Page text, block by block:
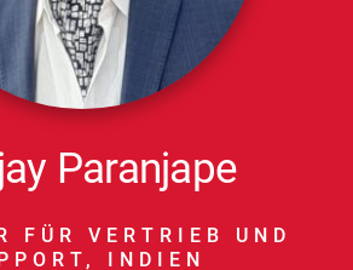
Paranjape
FÜR VERTRIEB UND
INDIEN